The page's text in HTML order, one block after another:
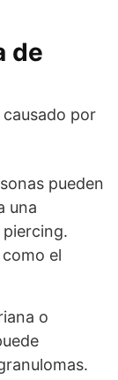
de
por
pueden
una
el
o